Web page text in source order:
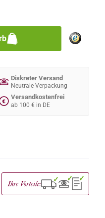
Diskreter Versand
Neutrale Verpackung
€
Versandkostenfrei
ab 100 € in DE
Ihre Vorteile: ✓ ✓ ✓